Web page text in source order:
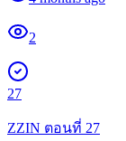
2
27
ZZIN ตอนที่ 27